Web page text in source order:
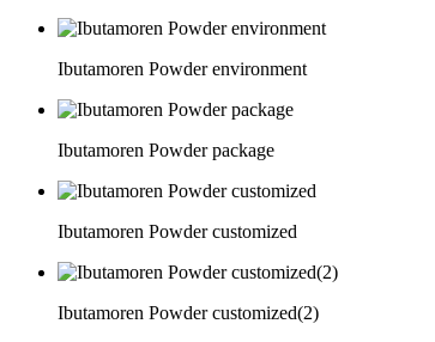
Ibutamoren Powder environment
Ibutamoren Powder package
Ibutamoren Powder customized
Ibutamoren Powder customized(2)